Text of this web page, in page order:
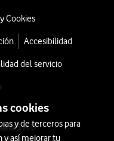
Cookies
Accesibilidad
del servicio
S.A.U.
cookies
y de terceros para
y así mejorar tu